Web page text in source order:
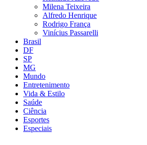
Milena Teixeira
Alfredo Henrique
Rodrigo França
Vinícius Passarelli
Brasil
DF
SP
MG
Mundo
Entretenimento
Vida & Estilo
Saúde
Ciência
Esportes
Especiais